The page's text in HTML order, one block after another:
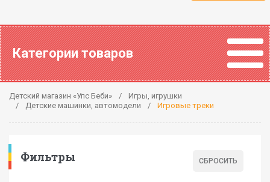
Категории товаров
Детский магазин «Упс Беби»
Игры, игрушки
Детские машинки, автомодели
Игровые треки
Фильтры